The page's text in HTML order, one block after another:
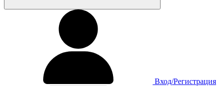
Вход/Регистрация